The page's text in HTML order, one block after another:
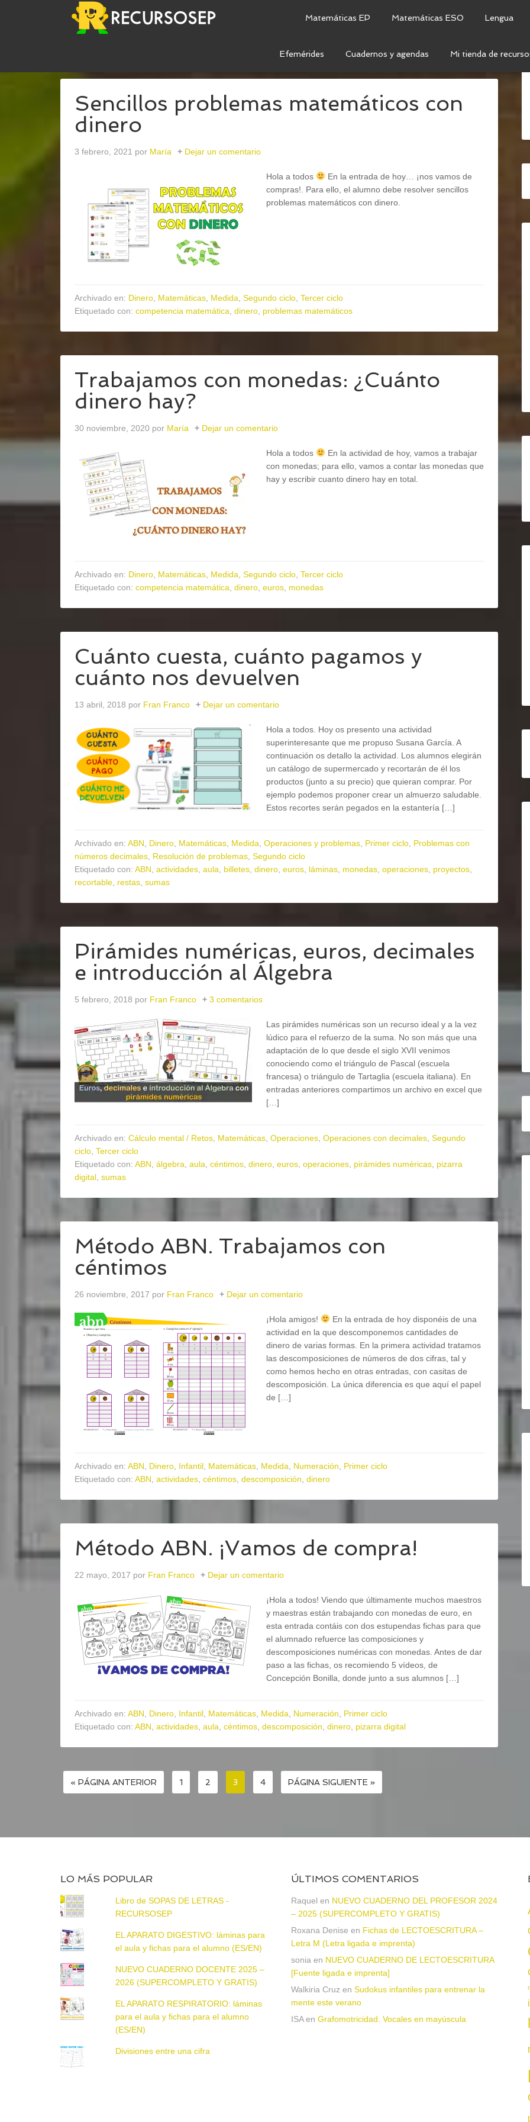
Matemáticas EP Matemáticas ESO Lengua
Efemérides Cuadernos y agendas Mi tienda de
Sencillos problemas matemáticos con
dinero
3 febrero, 2021 por María Dejar un comentario
Hola a todos
En la entrada de hoy… ¡nos vamos de
compras!. Para ello, el alumno debe resolver sencillos
problemas matemáticos con dinero.
Archivado en: Dinero Matemáticas Medida Segundo ciclo Tercer ciclo
Etiquetado con: competencia matemática dinero problemas matemáticos
Trabajamos con monedas: ¿Cuánto
dinero hay?
30 noviembre, 2020 por María Dejar un comentario
Hola a todos
En la actividad de hoy, vamos a trabajar
con monedas; para ello, vamos a contar las monedas que
hay y escribir cuanto dinero hay en total.
Archivado en: Dinero Matemáticas Medida Segundo ciclo Tercer ciclo
Etiquetado con: competencia matemática dinero euros monedas
Cuánto cuesta, cuánto pagamos y
cuánto nos devuelven
13 abril, 2018 por Fran Franco Dejar un comentario
Hola a todos. Hoy os presento una actividad
superinteresante que me propuso Susana García. A
continuación os detallo la actividad. Los alumnos elegirán
un catálogo de supermercado y recortarán de él los
productos (junto a su precio) que quieran comprar. Por
ejemplo podemos proponer crear un almuerzo saludable.
Estos recortes serán pegados en la estantería […]
Archivado en: ABN Dinero Matemáticas Medida Operaciones y problemas Primer ciclo Problemas con
números decimales Resolución de problemas Segundo ciclo
Etiquetado con: ABN actividades aula billetes dinero euros láminas monedas operaciones proyectos
recortable restas sumas
Pirámides numéricas, euros, decimales
e introducción al Álgebra
5 febrero, 2018 por Fran Franco 3 comentarios
Las pirámides numéricas son un recurso ideal y a la vez
lúdico para el refuerzo de la suma. No son más que una
adaptación de lo que desde el siglo XVII venimos
conociendo como el triángulo de Pascal (escuela
francesa) o triángulo de Tartaglia (escuela italiana). En
entradas anteriores compartimos un archivo en excel que
[…]
Archivado en: Cálculo mental / Retos Matemáticas Operaciones Operaciones con decimales Segundo
ciclo Tercer ciclo
Etiquetado con: ABN álgebra aula céntimos dinero euros operaciones pirámides numéricas pizarra
digital sumas
Método ABN. Trabajamos con
céntimos
26 noviembre, 2017 por Fran Franco Dejar un comentario
¡Hola amigos!
En la entrada de hoy disponéis de una
actividad en la que descomponemos cantidades de
dinero de varias formas. En la primera actividad tratamos
las descomposiciones de números de dos cifras, tal y
como hemos hecho en otras entradas, con casitas de
descomposición. La única diferencia es que aquí el papel
de […]
Archivado en: ABN Dinero Infantil Matemáticas Medida Numeración
Primer ciclo
Etiquetado con: ABN actividades céntimos descomposición dinero
Método ABN. ¡Vamos de compra!
22 mayo, 2017 por Fran Franco Dejar un comentario
¡Hola a todos! Viendo que últimamente muchos maestros
y maestras están trabajando con monedas de euro, en
esta entrada contáis con dos estupendas fichas para que
el alumnado refuerce las composiciones y
descomposiciones numéricas con monedas. Antes de dar
paso a las fichas, os recomiendo 5 vídeos, de
Concepción Bonilla, donde junto a sus alumnos […]
Archivado en: ABN Dinero Infantil Matemáticas Medida Numeración
Primer ciclo
Etiquetado con: ABN actividades aula céntimos descomposición dinero pizarra digital
« PÁGINA ANTERIOR 1 2 3 4 PÁGINA SIGUIENTE »
LO MÁS POPULAR
Libro de SOPAS DE LETRAS -
RECURSOSEP
EL APARATO DIGESTIVO: láminas para
el aula y fichas para el alumno (ES/EN)
NUEVO CUADERNO DOCENTE 2025 –
2026 (SUPERCOMPLETO Y GRATIS)
EL APARATO RESPIRATORIO: láminas
para el aula y fichas para el alumno
(ES/EN)
Divisiones entre una cifra
ÚLTIMOS COMENTARIOS
Raquel en NUEVO CUADERNO DEL PROFESOR 2024
– 2025 (SUPERCOMPLETO Y GRATIS)
Roxana Denise en Fichas de LECTOESCRITURA –
Letra M (Letra ligada e imprenta)
sonia en NUEVO CUADERNO DE LECTOESCRITURA
[Fuente ligada e imprenta]
Walkiria Cruz en Sudokus infantiles para entrenar la
mente este verano
ISAen Grafomotricidad. Vocales en mayúscula